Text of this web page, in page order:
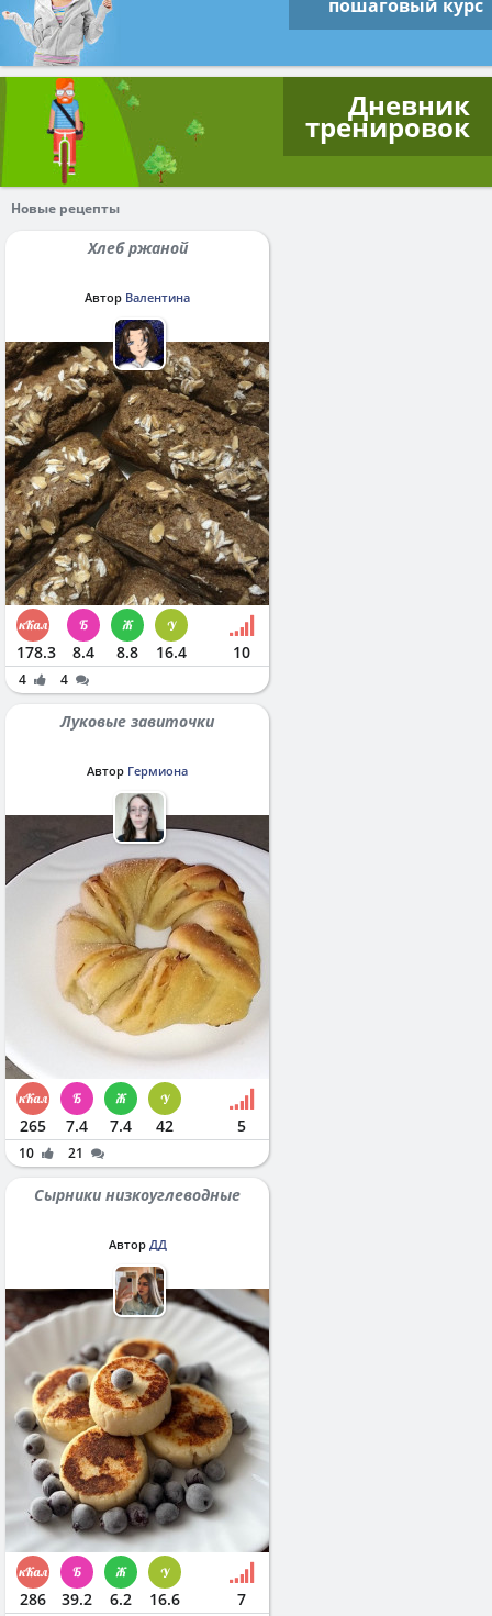
пошаговый курс
Дневник
тренировок
Новые рецепты
Хлеб ржаной
Автор Валентина
178.3 8.4 8.8 16.4 10
4 4
Луковые завиточки
Автор Гермиона
265 7.4 7.4 42 5
10 21
Сырники низкоуглеводные
Автор ДД
286 39.2 6.2 16.6 7